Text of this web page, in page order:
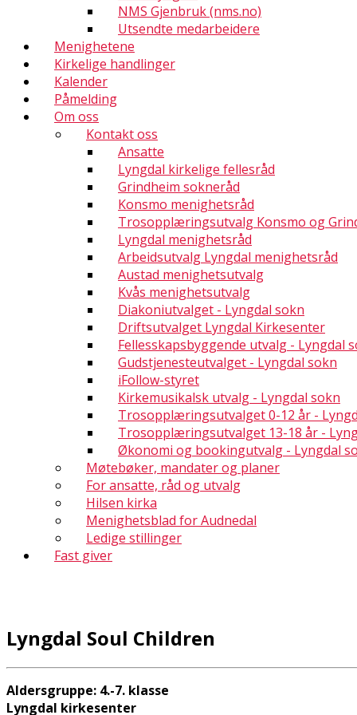
NMS Gjenbruk (nms.no)
Utsendte medarbeidere
Menighetene
Kirkelige handlinger
Kalender
Påmelding
Om oss
Kontakt oss
Ansatte
Lyngdal kirkelige fellesråd
Grindheim sokneråd
Konsmo menighetsråd
Trosopplæringsutvalg Konsmo og
Lyngdal menighetsråd
Arbeidsutvalg Lyngdal menighetsråd
Austad menighetsutvalg
Kvås menighetsutvalg
Diakoniutvalget - Lyngdal sokn
Driftsutvalget Lyngdal Kirkesenter
Fellesskapsbyggende utvalg - Lyngdal
Gudstjenesteutvalget - Lyngdal sokn
iFollow-styret
Kirkemusikalsk utvalg - Lyngdal sokn
Trosopplæringsutvalget 0-12 år -
Trosopplæringsutvalget 13-18 år -
Økonomi og bookingutvalg - Lyngdal
Møtebøker, mandater og planer
For ansatte, råd og utvalg
Hilsen kirka
Menighetsblad for Audnedal
Ledige stillinger
Fast giver
Lyngdal Soul Children
Aldersgruppe: 4.-7. klasse
Lyngdal kirkesenter